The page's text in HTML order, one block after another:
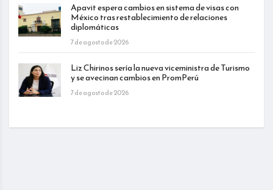
Apavit espera cambios en sistema de visas con
México tras restablecimiento de relaciones
diplomáticas
7 de agosto de 2026
Liz Chirinos sería la nueva viceministra de Turismo
y se avecinan cambios en PromPerú
7 de agosto de 2026